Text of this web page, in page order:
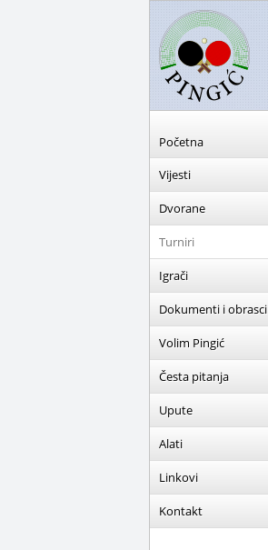
Početna
Vijesti
Dvorane
Turniri
Igrači
Dokumenti i obrasci
Volim Pingić
Česta pitanja
Upute
Alati
Linkovi
Kontakt